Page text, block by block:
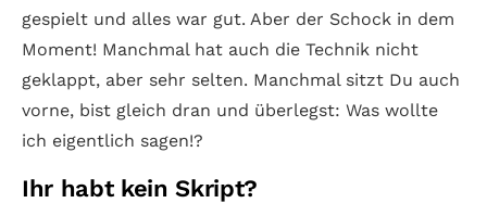
gespielt und alles war gut. Aber der Schock in dem
Moment! Manchmal hat auch die Technik nicht
geklappt, aber sehr selten. Manchmal sitzt Du auch
vorne, bist gleich dran und überlegst: Was wollte
ich eigentlich sagen!?
Ihr habt kein Skript?